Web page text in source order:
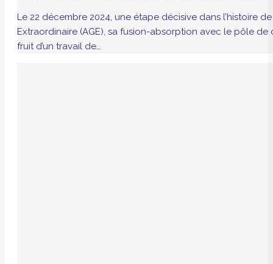
Le 22 décembre 2024, une étape décisive dans l’histoire
Extraordinaire (AGE), sa fusion-absorption avec le pôle
fruit d’un travail de…